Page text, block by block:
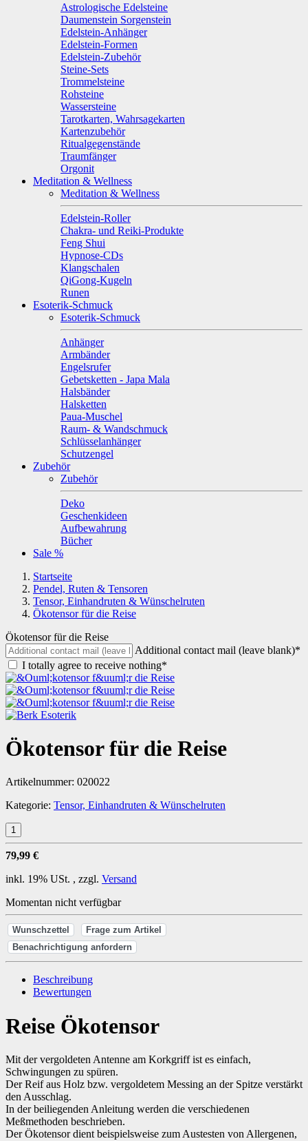
Astrologische Edelsteine
Daumenstein Sorgenstein
Edelstein-Anhänger
Edelstein-Formen
Edelstein-Zubehör
Steine-Sets
Trommelsteine
Rohsteine
Wassersteine
Tarotkarten, Wahrsagekarten
Kartenzubehör
Ritualgegenstände
Traumfänger
Orgonit
Meditation & Wellness
Meditation & Wellness
Edelstein-Roller
Chakra- und Reiki-Produkte
Feng Shui
Hypnose-CDs
Klangschalen
QiGong-Kugeln
Runen
Esoterik-Schmuck
Esoterik-Schmuck
Anhänger
Armbänder
Engelsrufer
Gebetsketten - Japa Mala
Halsbänder
Halsketten
Paua-Muschel
Raum- & Wandschmuck
Schlüsselanhänger
Schutzengel
Zubehör
Zubehör
Deko
Geschenkideen
Aufbewahrung
Bücher
Sale %
Startseite
Pendel, Ruten & Tensoren
Tensor, Einhandruten & Wünschelruten
Ökotensor für die Reise
Ökotensor für die Reise
Additional contact mail (leave blank)*
I totally agree to receive nothing*
Ökotensor für die Reise
Artikelnummer: 020022
Kategorie: Tensor, Einhandruten & Wünschelruten
79,99 €
inkl. 19% USt. , zzgl. Versand
Momentan nicht verfügbar
Wunschzettel
Frage zum Artikel
Benachrichtigung anfordern
Beschreibung
Bewertungen
Reise Ökotensor
Mit der vergoldeten Antenne am Korkgriff ist es einfach,
Schwingungen zu spüren.
Der Reif aus Holz bzw. vergoldetem Messing an der Spitze verstärkt
den Ausschlag.
In der beiliegenden Anleitung werden die verschiedenen
Meßmethoden beschrieben.
Der Ökotensor dient beispielsweise zum Austesten von Allergenen,